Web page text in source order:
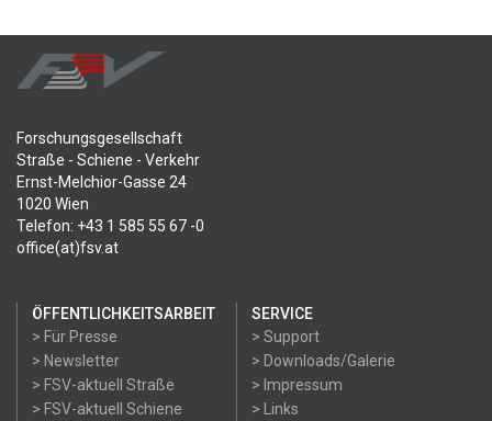
Forschungsgesellschaft
Straße - Schiene - Verkehr
Ernst-Melchior-Gasse 24
1020 Wien
Telefon: +43 1 585 55 67 -0
office(at)fsv.at
ÖFFENTLICHKEITSARBEIT
> Für Presse
> Newsletter
> FSV-aktuell Straße
> FSV-aktuell Schiene
SERVICE
> Support
> Downloads/Galerie
> Impressum
> Links